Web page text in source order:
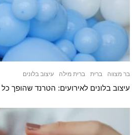
בר מצווה ברית ברית מילה עיצוב בלונים
עיצוב בלונים לאירועים: הטרנד שהופך